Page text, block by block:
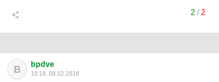
2 / 2
B bpdve
10:18, 08.02.2018